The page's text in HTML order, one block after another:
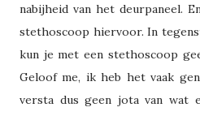
nabijheid van het deurpaneel.
stethoscoop hiervoor. In
kun je met een stethoscoop
Geloof me, ik heb het vaak
versta dus geen jota van wat